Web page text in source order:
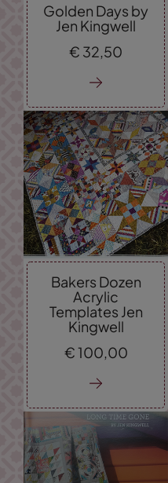
Golden Days by
Jen Kingwell
€ 32,50
Bakers Dozen
Acrylic
Templates Jen
Kingwell
€100,00